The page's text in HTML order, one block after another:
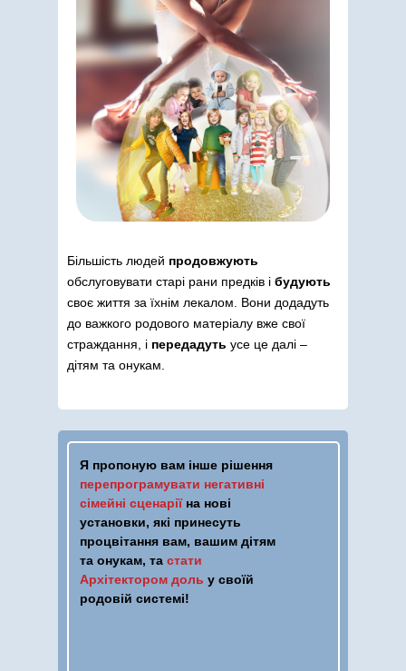
Я пропоную вам інше рішення
перепрограмувати негативні
сімейні сценаріїна нові
установки, які принесуть
процвітання вам, вашим дітям
та онукам, та стати
Архітектором доль у своїй
родовій системі!
Більшість людей продовжують
обслуговувати старі рани предків і будують
своє життя за їхнім лекалом. Вони додадуть
до важкого родового матеріалу вже свої
страждання, і передадуть усе це далі –
дітям та онукам.